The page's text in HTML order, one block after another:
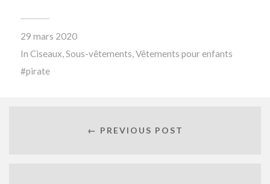
29 mars 2020
In Ciseaux Sous-vêtements Vêtements pour enfants
pirate
← PREVIOUS POST